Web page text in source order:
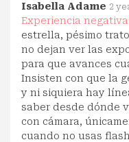
Isabella Adame 2
Experiencia
estrella, pésimo
no dejan ver las
para que avances
Insisten con que la
y ni siquiera hay
saber desde dónde
con cámara,
cuando no usas